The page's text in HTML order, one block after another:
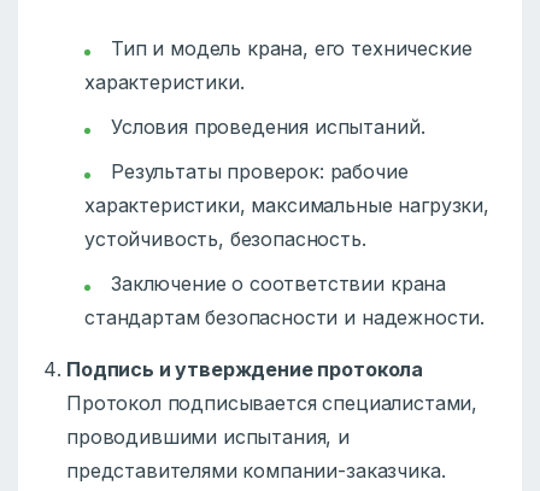
Тип и модель крана, его технические
характеристики.
Условия проведения испытаний.
Результаты проверок: рабочие
характеристики, максимальные нагрузки,
устойчивость, безопасность.
Заключение о соответствии крана
стандартам безопасности и надежности.
Подпись и утверждение протокола
Протокол подписывается специалистами,
проводившими испытания, и
представителями компании-заказчика.